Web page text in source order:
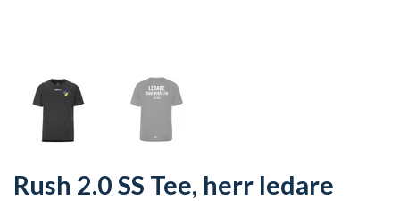
Rush 2.0 SS Tee, herr ledare